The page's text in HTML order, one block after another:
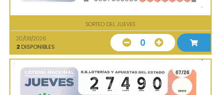
SORTEO DEL JUEVES
20/08/2026
2 DISPONIBLES 0